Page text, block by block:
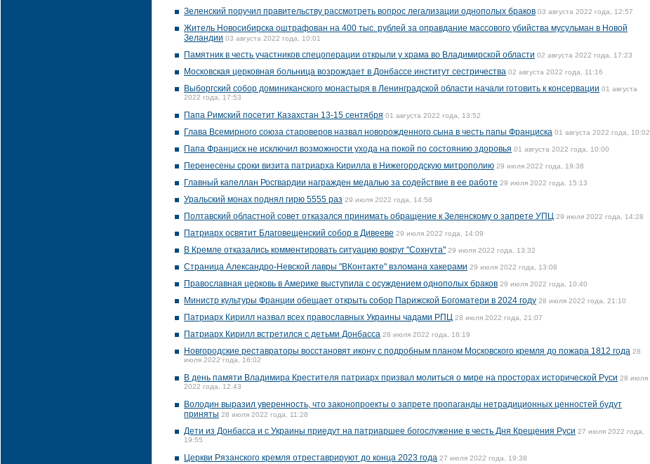
Зеленский поручил правительству рассмотреть вопрос легализации однополых браков 03 августа 2022 года, 12:57
Житель Новосибирска оштрафован на 400 тыс. рублей за оправдание массового убийства мусульман в Новой
Зеландии 03 августа 2022 года, 10:01
Памятник в честь участников спецоперации открыли у храма во Владимирской области 02 августа 2022 года, 17:23
Московская церковная больница возрождает в Донбассе институт сестричества 02 августа 2022 года, 11:16
Выборгский собор доминиканского монастыря в Ленинградской области начали готовить к консервации 01 августа
2022 года, 17:53
Папа Римский посетит Казахстан 13-15 сентября 01 августа 2022 года, 13:52
Глава Всемирного союза староверов назвал новорожденного сына в честь папы Франциска 01 августа 2022 года, 10:02
Папа Франциск не исключил возможности ухода на покой по состоянию здоровья 01 августа 2022 года, 10:00
Перенесены сроки визита патриарха Кирилла в Нижегородскую митрополию 29 июля 2022 года, 19:38
Главный капеллан Росгвардии награжден медалью за содействие в ее работе 29 июля 2022 года, 15:13
Уральский монах поднял гирю 5555 раз 29 июля 2022 года, 14:58
Полтавский областной совет отказался принимать обращение к Зеленскому о запрете УПЦ 29 июля 2022 года, 14:28
Патриарх освятит Благовещенский собор в Дивееве 29 июля 2022 года, 14:09
В Кремле отказались комментировать ситуацию вокруг "Сохнута" 29 июля 2022 года, 13:32
Страница Александро-Невской лавры "ВКонтакте" взломана хакерами 29 июля 2022 года, 13:08
Православная церковь в Америке выступила с осуждением однополых браков 29 июля 2022 года, 10:40
Министр культуры Франции обещает открыть собор Парижской Богоматери в 2024 году 28 июля 2022 года, 21:10
Патриарх Кирилл назвал всех православных Украины чадами РПЦ 28 июля 2022 года, 21:07
Патриарх Кирилл встретился с детьми Донбасса 28 июля 2022 года, 16:19
Новгородские реставраторы восстановят икону с подробным планом Московского кремля до пожара 1812 года 28
июля 2022 года, 16:02
В день памяти Владимира Крестителя патриарх призвал молиться о мире на просторах исторической Руси 28 июля
2022 года, 12:43
Володин выразил уверенность, что законопроекты о запрете пропаганды нетрадиционных ценностей будут
приняты 28 июля 2022 года, 11:28
Дети из Донбасса и с Украины приедут на патриаршее богослужение в честь Дня Крещения Руси 27 июля 2022 года,
19:55
Церкви Рязанского кремля отреставрируют до конца 2023 года 27 июля 2022 года, 19:38